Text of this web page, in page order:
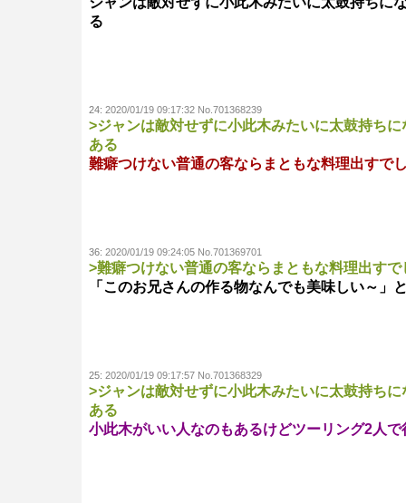
る
24: 2020/01/19 09:17:32 No.701368239
>ジャンは敵対せずに小此木みたいに太鼓持ち
ある
難癖つけない普通の客ならまともな料理出すで
36: 2020/01/19 09:24:05 No.701369701
>難癖つけない普通の客ならまともな料理出すで
「このお兄さんの作る物なんでも美味しい～」
25: 2020/01/19 09:17:57 No.701368329
>ジャンは敵対せずに小此木みたいに太鼓持ち
ある
小此木がいい人なのもあるけどツーリング2人